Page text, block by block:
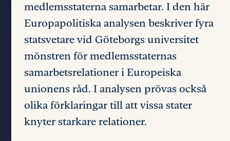
medlemsstaterna samarbetar. I den här
Europapolitiska analysen beskriver fyra
statsvetare vid Göteborgs universitet
mönstren för medlemsstaternas
samarbetsrelationer i Europeiska
unionens råd. I analysen prövas också
olika förklaringar till att vissa stater
knyter starkare relationer.